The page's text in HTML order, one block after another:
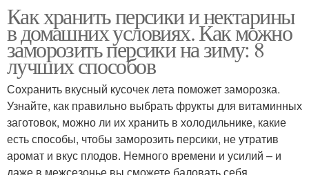
Как хранить персики и нектарины
в домашних условиях. Как можно
заморозить персики на зиму: 8
лучших способов
Сохранить вкусный кусочек лета поможет заморозка.
Узнайте, как правильно выбрать фрукты для витаминных
заготовок, можно ли их хранить в холодильнике, какие
есть способы, чтобы заморозить персики, не утратив
аромат и вкус плодов. Немного времени и усилий – и